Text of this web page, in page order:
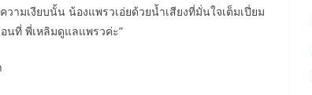
มเงียบนั้น น้องแพรวเอ่ยด้วยน้ำเสียงที่มั่นใจเต็มเปี่ยม
นที่ พี่เหลิมดูแลแพรวค่ะ”